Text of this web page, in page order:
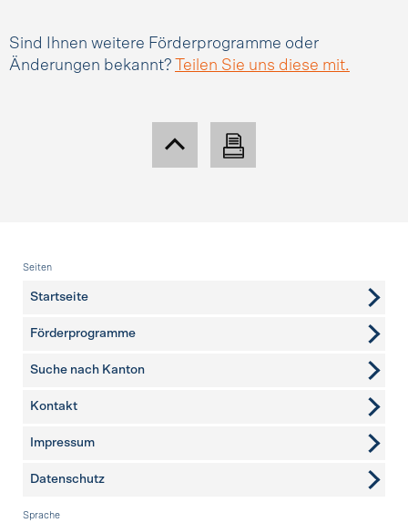
Sind Ihnen weitere Förderprogramme oder
Änderungen bekannt?
Teilen Sie uns diese mit.
Fusszeile
Seiten
Startseite
Förderprogramme
Suche nach Kanton
weitere Seiten
Kontakt
Impressum
Datenschutz
Sprache